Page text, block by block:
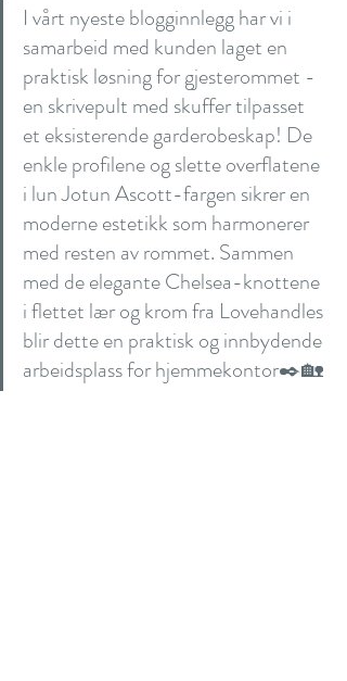
I vårt nyeste blogginnlegg har vi i
samarbeid med kunden laget en
praktisk løsning for gjesterommet -
en skrivepult med skuffer tilpasset
et eksisterende garderobeskap! De
enkle profilene og slette overflatene
i lun Jotun Ascott-fargen sikrer en
moderne estetikk som harmonerer
med resten av rommet. Sammen
med de elegante Chelsea-knottene
i flettet lær og krom fra Lovehandles
blir dette en praktisk og innbydende
arbeidsplass for hjemmekontor✒️🏡